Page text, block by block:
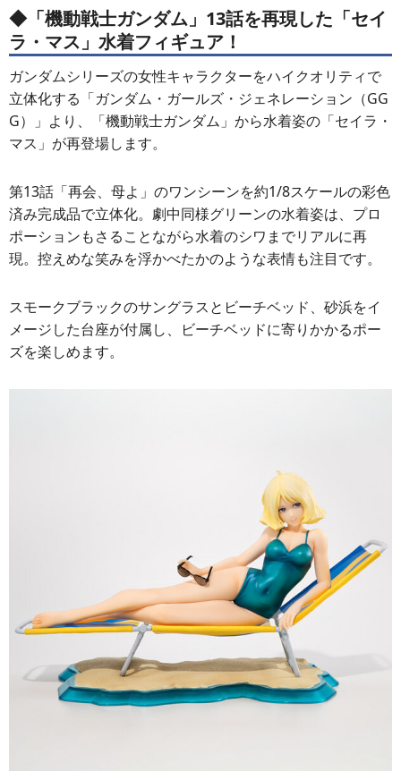
◆「機動戦士ガンダム」13話を再現した「セイ
ラ・マス」水着フィギュア！
ガンダムシリーズの女性キャラクターをハイクオリティで
立体化する「ガンダム・ガールズ・ジェネレーション（GG
G）」より、「機動戦士ガンダム」から水着姿の「セイラ・
マス」が再登場します。
第13話「再会、母よ」のワンシーンを約1/8スケールの彩色
済み完成品で立体化。劇中同様グリーンの水着姿は、プロ
ポーションもさることながら水着のシワまでリアルに再
現。控えめな笑みを浮かべたかのような表情も注目です。
スモークブラックのサングラスとビーチベッド、砂浜をイ
メージした台座が付属し、ビーチベッドに寄りかかるポー
ズを楽しめます。